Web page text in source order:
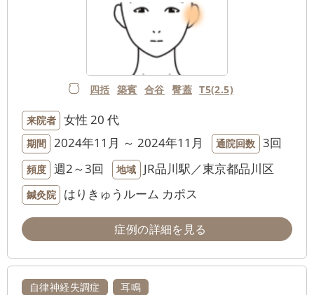
四括 築賓 合谷 臀蓋 T5(2.5)
来院者 女性 20 代
期間 2024年11月 ～ 2024年11月 通院回数 3回
頻度 週2～3回 地域 JR品川駅／東京都品川区
鍼灸院 はりきゅうルーム カポス
症例の詳細を見る
自律神経失調症 耳鳴